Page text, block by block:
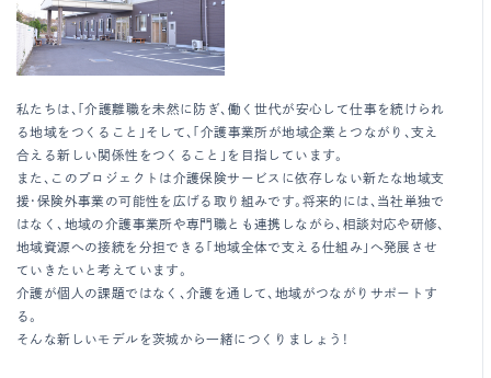
私たちは、「介護離職を未然に防ぎ、働く世代が安心して仕事を続けられ
る地域をつくること」そして、「介護事業所が地域企業とつながり、支え
合える新しい関係性をつくること」を目指しています。
また、このプロジェクトは介護保険サービスに依存しない新たな地域支
援・保険外事業の可能性を広げる取り組みです。将来的には、当社単独で
はなく、地域の介護事業所や専門職とも連携しながら、相談対応や研修、
地域資源への接続を分担できる「地域全体で支える仕組み」へ発展させ
ていきたいと考えています。
介護が個人の課題ではなく、介護を通して、地域がつながりサポートす
る。
そんな新しいモデルを茨城から一緒につくりましょう！